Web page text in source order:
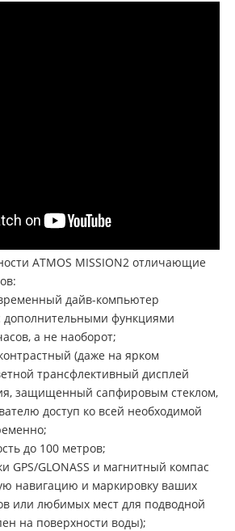
ATMOS MISSION2 отличающие
дайв-компьютер
дополнительными функциями
а не наоборот;
(даже на ярком
трансфлективный дисплей
защищенный сапфировым стеклом,
доступ ко всей необходимой
до 100 метров;
GPS/GLONASS и магнитный компас
навигацию и маркировку ваших
или любимых мест для подводной
на поверхности воды);